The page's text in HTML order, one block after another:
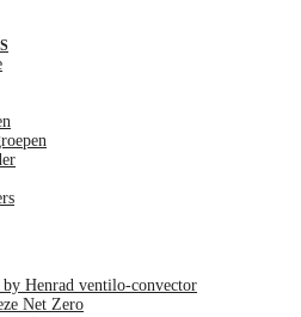
by Henrad ventilo-convector
Net Zero